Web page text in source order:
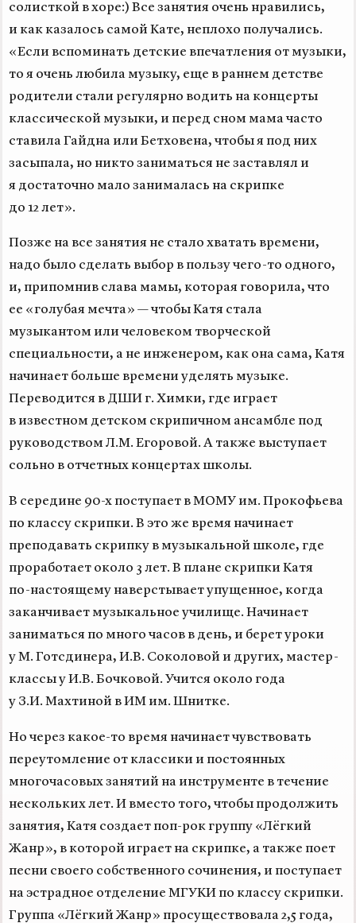
солисткой в хоре:) Все занятия очень нравились,
и как казалось самой Кате, неплохо получались.
«Если вспоминать детские впечатления от музыки,
то я очень любила музыку, еще в раннем детстве
родители стали регулярно водить на концерты
классической музыки, и перед сном мама часто
ставила Гайдна или Бетховена, чтобы я под них
засыпала, но никто заниматься не заставлял и
я достаточно мало занималась на скрипке
до 12 лет».
Позже на все занятия не стало хватать времени,
надо было сделать выбор в пользу чего-то одного,
и, припомнив слава мамы, которая говорила, что
ее «голубая мечта» — чтобы Катя стала
музыкантом или человеком творческой
специальности, а не инженером, как она сама, Катя
начинает больше времени уделять музыке.
Переводится в ДШИ г. Химки, где играет
в известном детском скрипичном ансамбле под
руководством Л.М. Егоровой. А также выступает
сольно в отчетных концертах школы.
В середине 90-х поступает в МОМУ им. Прокофьева
по классу скрипки. В это же время начинает
преподавать скрипку в музыкальной школе, где
проработает около 3 лет. В плане скрипки Катя
по-настоящему наверстывает упущенное, когда
заканчивает музыкальное училище. Начинает
заниматься по много часов в день, и берет уроки
у М. Готсдинера, И.В. Соколовой и других, мастер-
классы у И.В. Бочковой. Учится около года
у З.И. Махтиной в ИМ им. Шнитке.
Но через какое-то время начинает чувствовать
переутомление от классики и постоянных
многочасовых занятий на инструменте в течение
нескольких лет. И вместо того, чтобы продолжить
занятия, Катя создает поп-рок группу «Лёгкий
Жанр», в которой играет на скрипке, а также поет
песни своего собственного сочинения, и поступает
на эстрадное отделение МГУКИ по классу скрипки.
Группа «Лёгкий Жанр» просуществовала 2,5 года,